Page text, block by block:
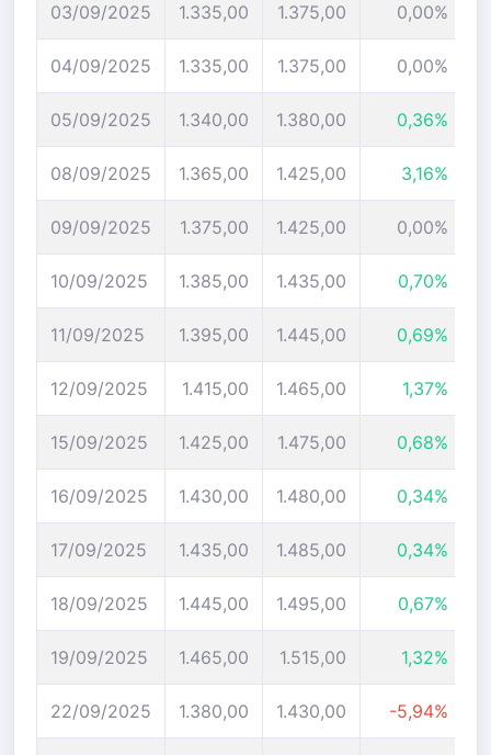
03/09/2025 1.335,00 1.375,00 0,00%
04/09/2025 1.335,00 1.375,00 0,00%
05/09/2025 1.340,00 1.380,00 0,36%
08/09/2025 1.365,00 1.425,00 3,16%
09/09/2025 1.375,00 1.425,00 0,00%
10/09/2025 1.385,00 1.435,00 0,70%
11/09/2025 1.395,00 1.445,00 0,69%
12/09/2025 1.415,00 1.465,00 1,37%
15/09/2025 1.425,00 1.475,00 0,68%
16/09/2025 1.430,00 1.480,00 0,34%
17/09/2025 1.435,00 1.485,00 0,34%
18/09/2025 1.445,00 1.495,00 0,67%
19/09/2025 1.465,00 1.515,00 1,32%
22/09/2025 1.380,00 1.430,00 -5,94%